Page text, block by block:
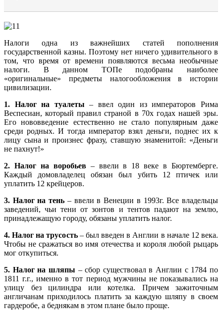
Налоги одна из важнейших статей пополнения
государственной казны. Поэтому нет ничего удивительного в
том, что время от времени появляются весьма необычные
налоги. В данном ТОПе подобраны наиболее
«оригинальные» предметы налогообложения в истории
цивилизации.
1. Налог на туалеты – ввел один из императоров Рима
Веспесиан, который правил страной в 70х годах нашей эры.
Его нововведение естественно не стало популярным даже
среди родных. И тогда император взял деньги, поднес их к
лицу сына и произнес фразу, ставшую знаменитой: «Деньги
не пахнут!»
2. Налог на воробьев– ввели в 18 веке в Бюртемберге.
Каждый домовладелец обязан был убить 12 птичек или
уплатить 12 крейцеров.
3. Налог на тень – ввели в Венеции в 1993г. Все владельцы
заведений, чьи тени от зонтов и тентов падают на землю,
принадлежащую городу, обязаны уплатить налог.
4. Налог на трусость– был введен в Англии в начале 12 века.
Чтобы не сражаться во имя отечества и короля любой рыцарь
мог откупиться.
5. Налог на шляпы – сбор существовал в Англии с 1784 по
1811 г.г., именно в тот период мужчины не показывались на
улицу без цилиндра или котелка. Причем зажиточным
англичанам приходилось платить за каждую шляпу в своем
гардеробе, а беднякам в этом плане было проще.